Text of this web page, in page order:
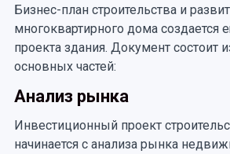
Бизнес-план строительства и
многоквартирного дома создается
проекта здания. Документ состоит
основных частей:
Анализ рынка
Инвестиционный проект
начинается с анализа рынка